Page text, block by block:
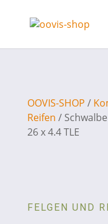
OOVIS-SHOP /
Reifen /
26 x 4.4 TLE
FELGEN UND